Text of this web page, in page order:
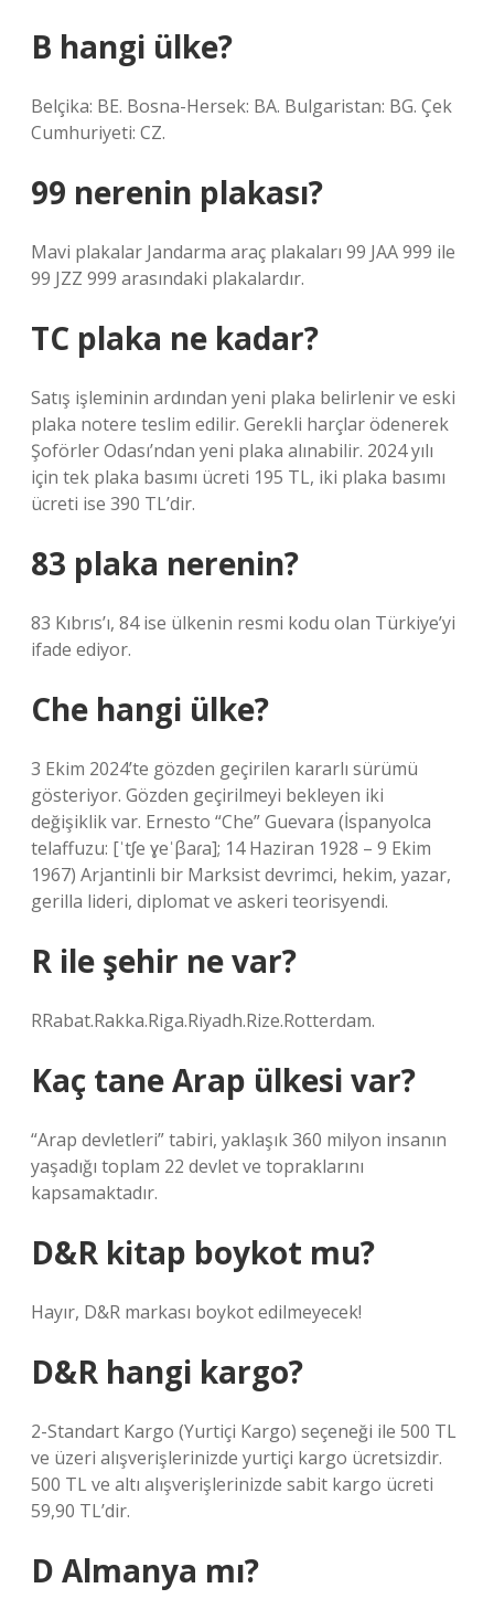
B hangi ülke?
Belçika: BE. Bosna-Hersek: BA. Bulgaristan: BG. Çek
Cumhuriyeti: CZ.
99 nerenin plakası?
Mavi plakalar Jandarma araç plakaları 99 JAA 999 ile
99 JZZ 999 arasındaki plakalardır.
TC plaka ne kadar?
Satış işleminin ardından yeni plaka belirlenir ve eski
plaka notere teslim edilir. Gerekli harçlar ödenerek
Şoförler Odası’ndan yeni plaka alınabilir. 2024 yılı
için tek plaka basımı ücreti 195 TL, iki plaka basımı
ücreti ise 390 TL’dir.
83 plaka nerenin?
83 Kıbrıs’ı, 84 ise ülkenin resmi kodu olan Türkiye’yi
ifade ediyor.
Che hangi ülke?
3 Ekim 2024’te gözden geçirilen kararlı sürümü
gösteriyor. Gözden geçirilmeyi bekleyen iki
değişiklik var. Ernesto “Che” Guevara (İspanyolca
telaffuzu: [ˈtʃe ɣeˈβaɾa]; 14 Haziran 1928 – 9 Ekim
1967) Arjantinli bir Marksist devrimci, hekim, yazar,
gerilla lideri, diplomat ve askeri teorisyendi.
R ile şehir ne var?
RRabat.Rakka.Riga.Riyadh.Rize.Rotterdam.
Kaç tane Arap ülkesi var?
“Arap devletleri” tabiri, yaklaşık 360 milyon insanın
yaşadığı toplam 22 devlet ve topraklarını
kapsamaktadır.
D&R kitap boykot mu?
Hayır, D&R markası boykot edilmeyecek!
D&R hangi kargo?
2-Standart Kargo (Yurtiçi Kargo) seçeneği ile 500 TL
ve üzeri alışverişlerinizde yurtiçi kargo ücretsizdir.
500 TL ve altı alışverişlerinizde sabit kargo ücreti
59,90 TL’dir.
D Almanya mı?